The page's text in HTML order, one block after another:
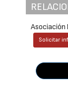
Solicitar